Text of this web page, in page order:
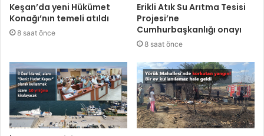
Keşan’da yeni Hükümet
Konağı’nın temeli atıldı
8 saat önce
Erikli Atık Su Arıtma Tesisi
Projesi’ne
Cumhurbaşkanlığı onayı
8 saat önce